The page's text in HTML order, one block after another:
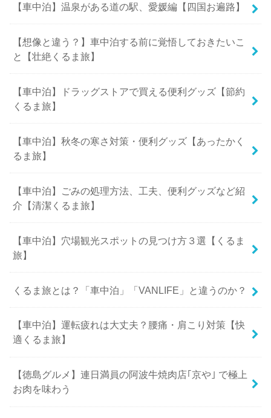
【車中泊】温泉がある道の駅、愛媛編【四国お遍路】
【想像と違う？】車中泊する前に覚悟しておきたいこ
と【壮絶くるま旅】
【車中泊】ドラッグストアで買える便利グッズ【節約
くるま旅】
【車中泊】秋冬の寒さ対策・便利グッズ【あったかく
るま旅】
【車中泊】ごみの処理方法、工夫、便利グッズなど紹
介【清潔くるま旅】
【車中泊】穴場観光スポットの見つけ方３選【くるま
旅】
くるま旅とは？「車中泊」「VANLIFE」と違うのか？
【車中泊】運転疲れは大丈夫？腰痛・肩こり対策【快
適くるま旅】
【徳島グルメ】連日満員の阿波牛焼肉店｢京や｣ で極上
お肉を味わう